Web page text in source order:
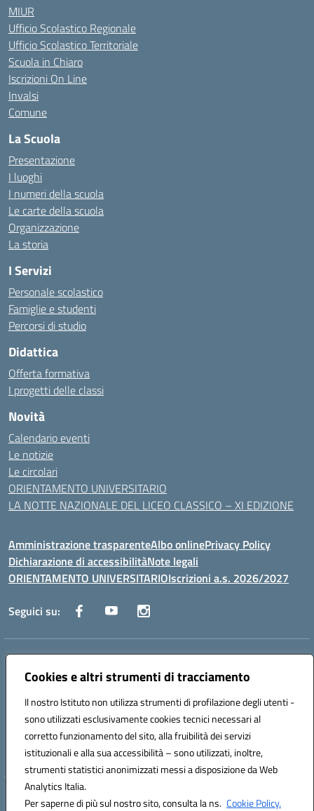
Cookies e altri strumenti di tracciamento
Il nostro Istituto non utilizza strumenti di profilazione degli utenti -
sono utilizzati esclusivamente cookies tecnici necessari al
corretto funzionamento del sito, alla fruibilità dei servizi
istituzionali e alla sua accessibilità – sono utilizzati, inoltre,
strumenti statistici anonimizzati messi a disposizione da Web
Analytics Italia.
Per saperne di più sul nostro sito, consulta la ns. Cookie Policy.
MIUR
Ufficio Scolastico Regionale
Ufficio Scolastico Territoriale
Scuola in Chiaro
Iscrizioni On Line
Invalsi
Comune
La Scuola
Presentazione
I luoghi
I numeri della scuola
Le carte della scuola
Organizzazione
La storia
I Servizi
Personale scolastico
Famiglie e studenti
Percorsi di studio
Didattica
Offerta formativa
I progetti delle classi
Novità
Calendario eventi
Le notizie
Le circolari
ORIENTAMENTO UNIVERSITARIO
LA NOTTE NAZIONALE DEL LICEO CLASSICO – XI EDIZIONE
Amministrazione trasparenteAlbo onlinePrivacy Policy
Dichiarazione di accessibilitàNote legali
ORIENTAMENTO UNIVERSITARIOIscrizioni a.s. 2026/2027
Seguici su:
Indirizzo:
Centralino:0882 331218 Email:fgps210002@istruzione.it
Codice fiscale: 93071630714
Codice meccanografico:
FGPS210002
Codice unico di fatturazione (CUF): UF7W9K
Hosting & Powered by 3D Solution S.r.l.